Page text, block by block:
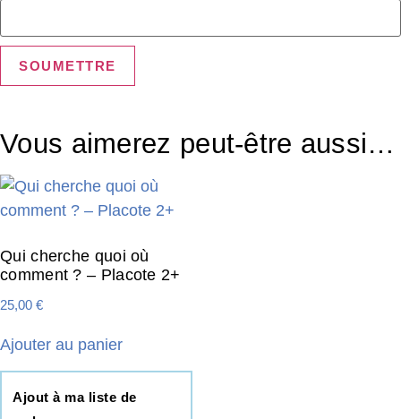
Vous aimerez peut-être aussi…
Qui cherche quoi où
comment ? – Placote 2+
25,00 €
Ajouter au panier
Ajout à ma liste de